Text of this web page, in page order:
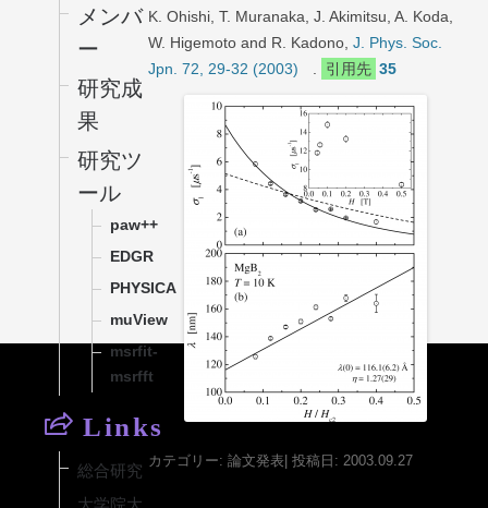
K. Ohishi, T. Muranaka, J. Akimitsu, A. Koda,
W. Higemoto and R. Kadono, J. Phys. Soc.
Jpn. 72, 29-32 (2003)
引用先 35
カテゴリー: 論文発表| 投稿日: 2003 .09.27
メンバ
ー
研究成
果
研究ツ
ール
paw++
EDGR
PHYSICA
muView
msrfit-
msrfft
Links
総合研究
大学院大